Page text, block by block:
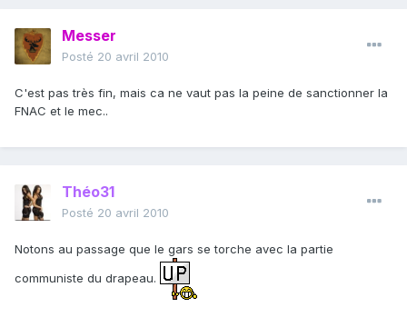
Messer
Posté 20 avril 2010
C'est pas très fin, mais ca ne vaut pas la peine de sanctionner la
FNAC et le mec..
Théo31
Posté 20 avril 2010
Notons au passage que le gars se torche avec la partie
communiste du drapeau.